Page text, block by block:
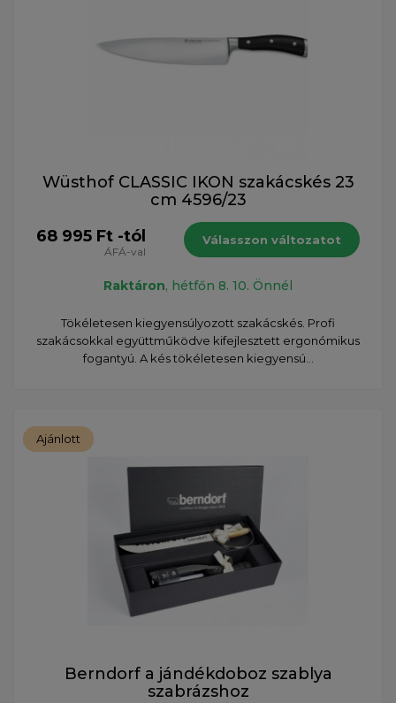
Wüsthof CLASSIC IKON szakácskés 23
cm 4596/23
68 995 Ft -tól
ÁFÁ-val
Válasszon változatot
Raktáron, hétfőn 8. 10. Önnél
Tökéletesen kiegyensúlyozott szakácskés. Profi
szakácsokkal együttműködve kifejlesztett ergonómikus
fogantyú. A kés tökéletesen kiegyensú...
Ajánlott
Berndorf a jándékdoboz szablya
szabrázshoz